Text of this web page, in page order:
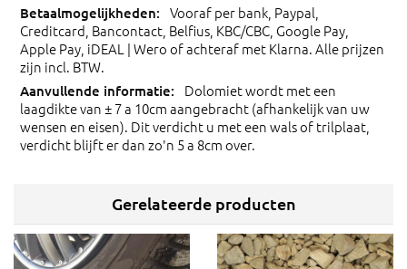
Vooraf per bank, Paypal,
Creditcard, Bancontact, Belfius, KBC/CBC, Google Pay,
Apple Pay, iDEAL | Wero of achteraf met Klarna. Alle prijzen
zijn incl. BTW.
Dolomiet wordt met een
laagdikte van ± 7 a 10cm aangebracht (afhankelijk van uw
wensen en eisen). Dit verdicht u met een wals of trilplaat,
verdicht blijft er dan zo'n 5 a 8cm over.
Gerelateerde producten